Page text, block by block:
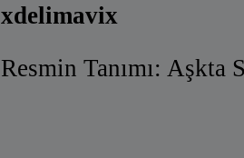
xdelimavix
Resmin Tanımı: Aşkta